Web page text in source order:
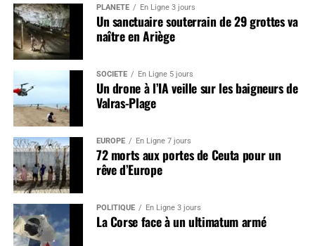
PLANÈTE En Ligne 3 jours
Un sanctuaire souterrain de 29 grottes va
naître en Ariège
SOCIÉTÉ En Ligne 5 jours
Un drone à l’IA veille sur les baigneurs de
Valras-Plage
EUROPE En Ligne 7 jours
72 morts aux portes de Ceuta pour un
rêve d’Europe
POLITIQUE En Ligne 3 jours
La Corse face à un ultimatum armé